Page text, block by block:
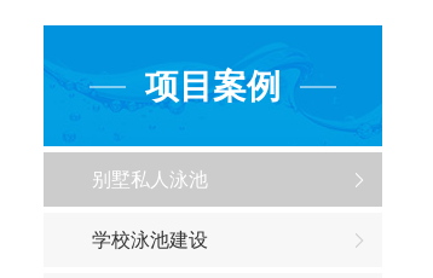
项目案例
别墅私人泳池
学校泳池建设